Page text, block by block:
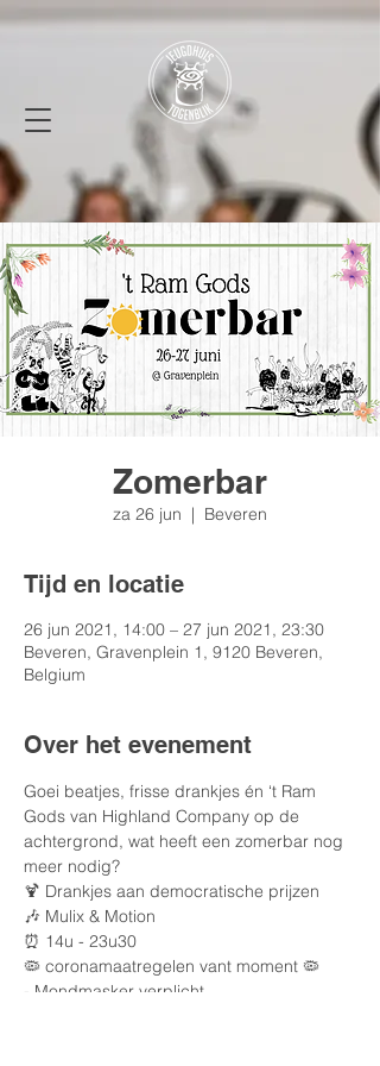
Zomerbar
za 26 jun
  |
Beveren
Tijd en locatie
26 jun 2021, 14:00 – 27 jun 2021, 23:30
Beveren, Gravenplein 1, 9120 Beveren,
Belgium
Over het evenement
Goei beatjes, frisse drankjes én ‘t Ram
Gods van Highland Company op de
achtergrond, wat heeft een zomerbar nog
meer nodig?
🍹 Drankjes aan democratische prijzen
🎶 Mulix & Motion
⏰ 14u - 23u30
🦠 coronamaatregelen vant moment 🦠
- Mondmasker verplicht